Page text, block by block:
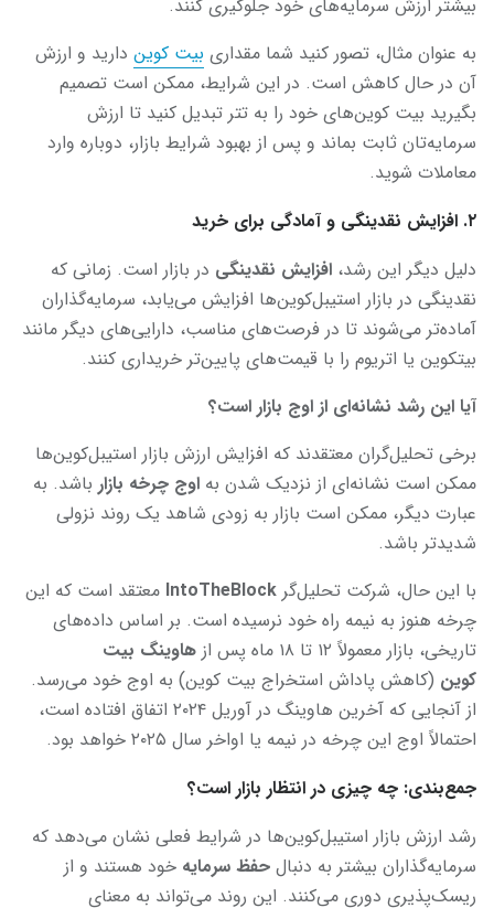
بیشتر ارزش سرمایه‌های خود جلوگیری کنند.
به عنوان مثال، تصور کنید شما مقداری بیت کوین دارید و ارزش
آن در حال کاهش است. در این شرایط، ممکن است تصمیم
بگیرید بیت کوین‌های خود را به تتر تبدیل کنید تا ارزش
سرمایه‌تان ثابت بماند و پس از بهبود شرایط بازار، دوباره وارد
معاملات شوید.
۲. افزایش نقدینگی و آمادگی برای خرید
دلیل دیگر این رشد، افزایش نقدینگی در بازار است. زمانی که
نقدینگی در بازار استیبل‌کوین‌ها افزایش می‌یابد، سرمایه‌گذاران
آماده‌تر می‌شوند تا در فرصت‌های مناسب، دارایی‌های دیگر مانند
بیتکوین یا اتریوم را با قیمت‌های پایین‌تر خریداری کنند.
آیا این رشد نشانه‌ای از اوج بازار است؟
برخی تحلیل‌گران معتقدند که افزایش ارزش بازار استیبل‌کوین‌ها
ممکن است نشانه‌ای از نزدیک شدن به اوج چرخه بازار باشد. به
عبارت دیگر، ممکن است بازار به زودی شاهد یک روند نزولی
شدیدتر باشد.
با این حال، شرکت تحلیل‌گر IntoTheBlock معتقد است که این
چرخه هنوز به نیمه راه خود نرسیده است. بر اساس داده‌های
تاریخی، بازار معمولاً ۱۲ تا ۱۸ ماه پس از
هاوینگ بیت
کوین (کاهش پاداش استخراج بیت کوین) به اوج خود می‌رسد.
از آنجایی که آخرین هاوینگ در آوریل ۲۰۲۴ اتفاق افتاده است،
احتمالاً اوج این چرخه در نیمه یا اواخر سال ۲۰۲۵ خواهد بود.
جمع‌بندی: چه چیزی در انتظار بازار است؟
رشد ارزش بازار استیبل‌کوین‌ها در شرایط فعلی نشان می‌دهد که
سرمایه‌گذاران بیشتر به دنبال حفظ سرمایه خود هستند و از
ریسک‌پذیری دوری می‌کنند. این روند می‌تواند به معنای